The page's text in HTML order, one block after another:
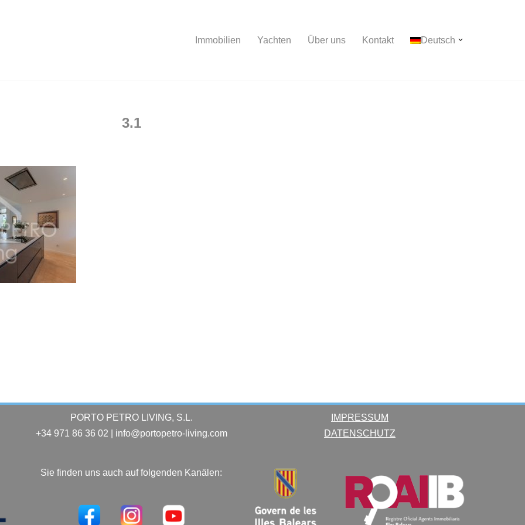
Immobilien Yachten Über uns Kontakt Deutsch
3.1
PORTO PETRO LIVING, S.L.
+34 971 86 36 02 | info@portopetro-living.com
Sie finden uns auch auf folgenden Kanälen:
IMPRESSUM
DATENSCHUTZ